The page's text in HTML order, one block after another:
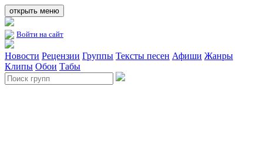
открыть меню
Войти на сайт
Новости Рецензии Группы Тексты песен Афиши Жанры
Клипы Обои Табы